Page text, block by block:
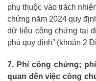
phụ thuộc vào trách
chứng năm 2024 quy
dữ liệu công chứng tại
phủ quy định” (khoản 2
7. Phí công chứng;
quan đến việc công